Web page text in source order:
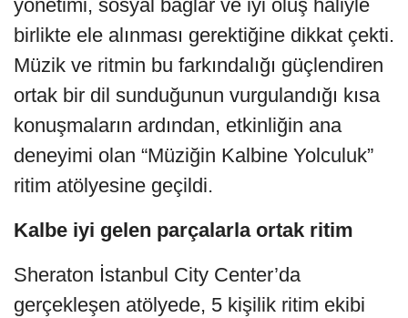
yönetimi, sosyal bağlar ve iyi oluş haliyle
birlikte ele alınması gerektiğine dikkat çekti.
Müzik ve ritmin bu farkındalığı güçlendiren
ortak bir dil sunduğunun vurgulandığı kısa
konuşmaların ardından, etkinliğin ana
deneyimi olan “Müziğin Kalbine Yolculuk”
ritim atölyesine geçildi.
Kalbe iyi gelen parçalarla ortak ritim
Sheraton İstanbul City Center’da
gerçekleşen atölyede, 5 kişilik ritim ekibi